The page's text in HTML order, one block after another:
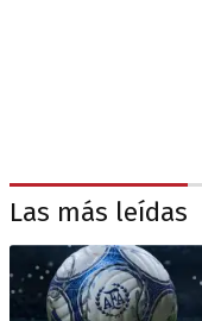
Las más leídas